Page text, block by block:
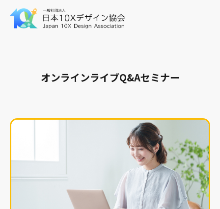
オンラインライブQ&Aセミナー